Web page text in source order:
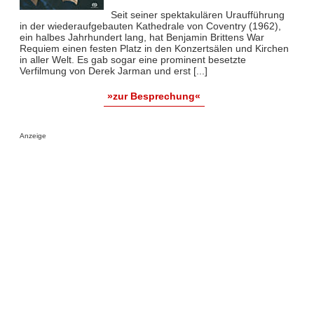
Seit seiner spektakulären Uraufführung
in der wiederaufgebauten Kathedrale von Coventry (1962),
ein halbes Jahrhundert lang, hat Benjamin Brittens War
Requiem einen festen Platz in den Konzertsälen und Kirchen
in aller Welt. Es gab sogar eine prominent besetzte
Verfilmung von Derek Jarman und erst [...]
»zur Besprechung«
Anzeige